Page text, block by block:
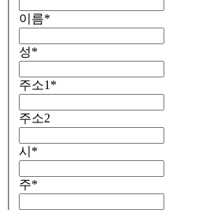
이름*
성*
주소1 *
주소2
시 *
주*